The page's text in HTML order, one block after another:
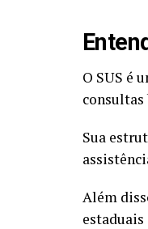
O SUS é
Sua
Além